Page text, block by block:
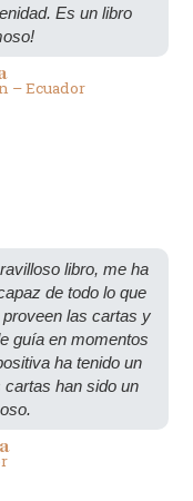
Es un libro
– Ecuador
libro, me ha
de todo lo que
las cartas y
guía en momentos
ha tenido un
han sido un